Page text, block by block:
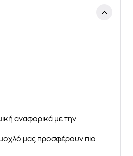
αναφορικά με την
μας προσφέρουν πιο